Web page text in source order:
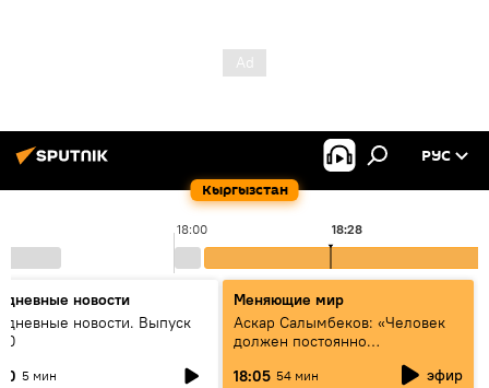
Кыргызстан
РУС
18:00 18:28
новости
новости. Выпуск
5 мин
Меняющие мир
Аскар Салымбеков: «Человек
должен постоянно
18:05 54 мин эфир